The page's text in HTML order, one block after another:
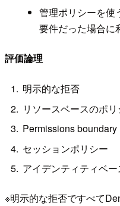
管理ポリシーを使
要件だった場合に
評価論理
明示的な拒否
リソースベースのポ
Permissions boundary
セッションポリシー
アイデンティティベ
※明示的な拒否ですべて